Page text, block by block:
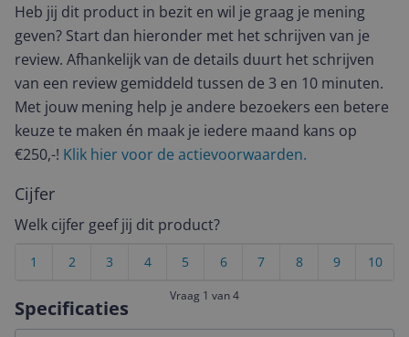
Specificaties
Heb jij dit product in bezit en wil je graag je mening
geven? Start dan hieronder met het schrijven van je
review. Afhankelijk van de details duurt het schrijven
van een review gemiddeld tussen de 3 en 10 minuten.
Met jouw mening help je andere bezoekers een betere
keuze te maken én maak je iedere maand kans op
€250,-! Klik hier voor de actievoorwaarden.
Cijfer
Welk cijfer geef jij dit product?
10
9
8
7
6
5
4
3
2
1
Vraag 1 van 4